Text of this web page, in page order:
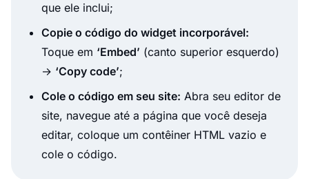
que ele inclui;
Copie o código do widget incorporável:
Toque em ‘Embed’ (canto superior esquerdo)
→ ‘Copy code’;
Cole o código em seu site: Abra seu editor de
site, navegue até a página que você deseja
editar, coloque um contêiner HTML vazio e
cole o código.